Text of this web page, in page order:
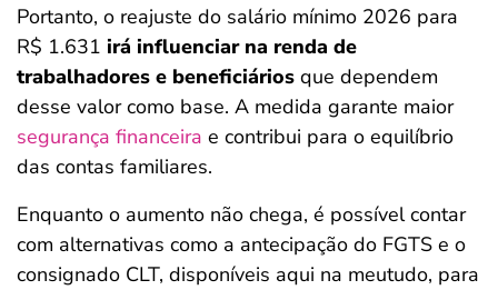
Portanto, o reajuste do salário mínimo 2026 para
R$ 1.631 irá influenciar na renda de
trabalhadores e beneficiários que dependem
desse valor como base. A medida garante maior
segurança financeira e contribui para o equilíbrio
das contas familiares.
Enquanto o aumento não chega, é possível contar
com alternativas como a antecipação do FGTS e o
consignado CLT, disponíveis aqui na meutudo, para